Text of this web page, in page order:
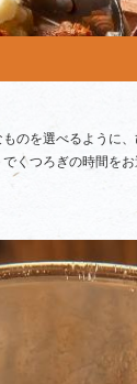
を選べるように
くつろぎの時間をお